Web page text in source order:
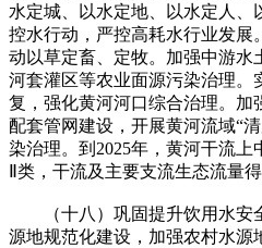
水定城、以水定地、以水定人、
控水行动，严控高耗水行业发展
动以草定畜、定牧。加强中游水
河套灌区等农业面源污染治理。
复，强化黄河河口综合治理。加
配套管网建设，开展黄河流域“
染治理。到2025年，黄河干流上
Ⅱ类，干流及主要支流生态流量
（十八）巩固提升饮用水安
源地规范化建设，加强农村水源